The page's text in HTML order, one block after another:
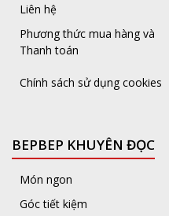
Liên hệ
Phương thức mua hàng và
Thanh toán
Chính sách sử dụng cookies
BEPBEP KHUYÊN ĐỌC
Món ngon
Góc tiết kiệm